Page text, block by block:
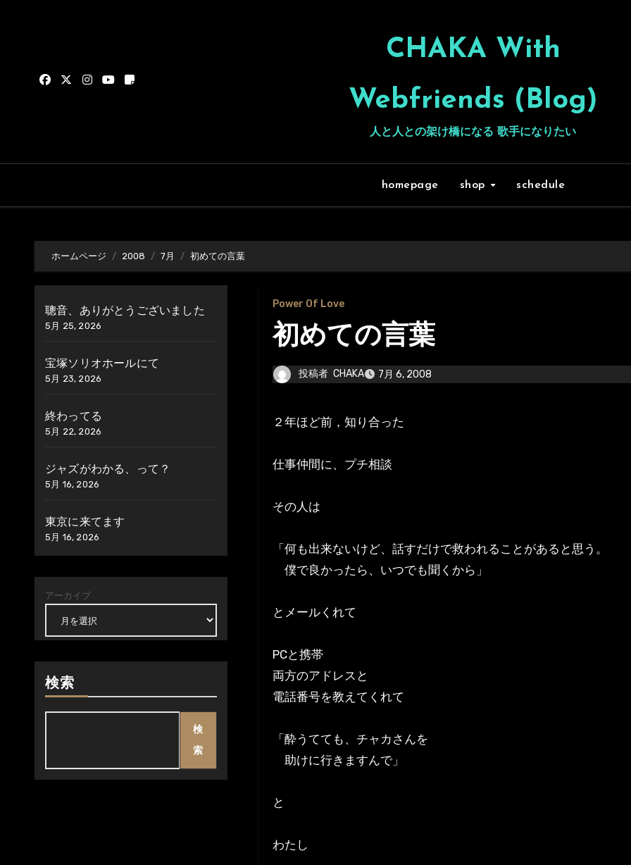
CHAKA With
Webfriends (Blog)
人と人との架け橋になる 歌手になりたい
homepage shop schedule
ホームページ 2008 7月 初めての言葉
聰音、ありがとうございました
5月 25, 2026
宝塚ソリオホールにて
5月 23, 2026
終わってる
5月 22, 2026
ジャズがわかる、って？
5月 16, 2026
東京に来てます
5月 16, 2026
アーカイブ
検索
検
索
Power Of Love
初めての言葉
投稿者 CHAKA 7月 6, 2008
２年ほど前，知り合った
仕事仲間に、プチ相談
その人は
「何も出来ないけど、話すだけで救われることがあると思う。
僕で良かったら、いつでも聞くから」
とメールくれて
PCと携帯
両方のアドレスと
電話番号を教えてくれて
「酔うてても、チャカさんを
助けに行きますんで」
と
わたし